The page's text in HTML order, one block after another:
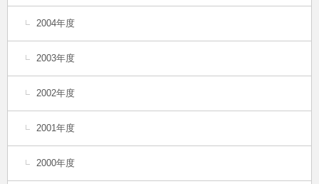
2004年度
2003年度
2002年度
2001年度
2000年度